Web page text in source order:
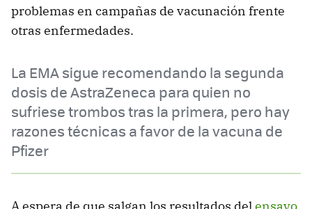
problemas en campañas de vacunación frente
otras enfermedades.
La EMA sigue recomendando la segunda
dosis de AstraZeneca para quien no
sufriese trombos tras la primera, pero hay
razones técnicas a favor de la vacuna de
Pfizer
A espera de que salgan los resultados del ensayo